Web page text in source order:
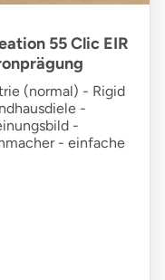
55 Clic EIR
(normal) - Rigid
-
-
- einfache